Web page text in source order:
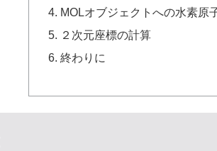
MOLオブジェクトへの水素原
２次元座標の計算
終わりに